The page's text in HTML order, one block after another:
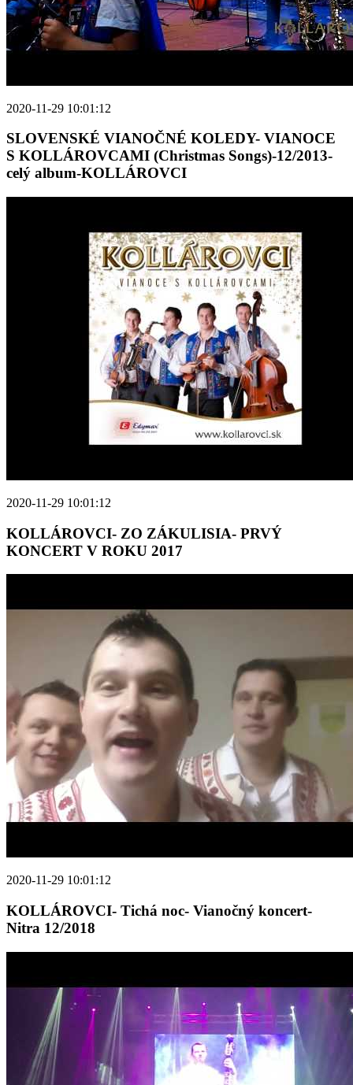
2020-11-29 10:01:12
SLOVENSKÉ VIANOČNÉ KOLEDY- VIANOCE
S KOLLÁROVCAMI (Christmas Songs)-12/2013-
celý album-KOLLÁROVCI
2020-11-29 10:01:12
KOLLÁROVCI- ZO ZÁKULISIA- PRVÝ
KONCERT V ROKU 2017
2020-11-29 10:01:12
KOLLÁROVCI- Tichá noc- Vianočný koncert-
Nitra 12/2018